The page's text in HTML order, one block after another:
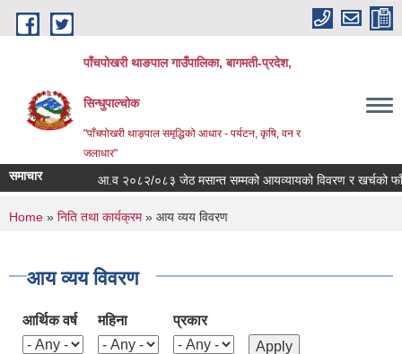
Skip to main content
पाँचपोखरी थाङपाल गाउँपालिका, बागमती-प्रदेश,
सिन्धुपाल्चोक
"पाँचपोखरी थाङ्पाल समृद्धिको आधार - पर्यटन, कृषि, वन र
जलाधार"
समाचार आ.व २०८२/०८३ जेठ मसान्त सम्मको आयव्यायको विवरण र खर्चको
You are here
Home » निति तथा कार्यक्रम» आय व्यय विवरण
आय व्यय विवरण
आर्थिक वर्ष महिना प्रकार